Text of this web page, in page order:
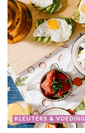
KLEUTERS & VOEDING